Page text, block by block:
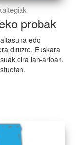
probak
edo
dituzte. Euskara
dira lan-arloan,